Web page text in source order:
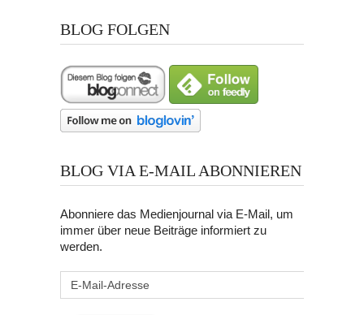
BLOG FOLGEN
BLOG VIA E-MAIL ABONNIEREN
Abonniere das Medienjournal via E-Mail, um
immer über neue Beiträge informiert zu
werden.